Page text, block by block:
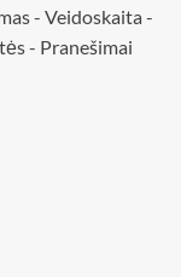
- Veidoskaita -
- Pranešimai